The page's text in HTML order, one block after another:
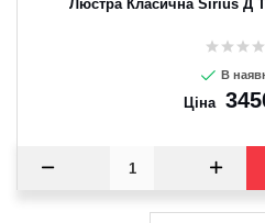
Люстра Класична Sirius Д
В
Ціна